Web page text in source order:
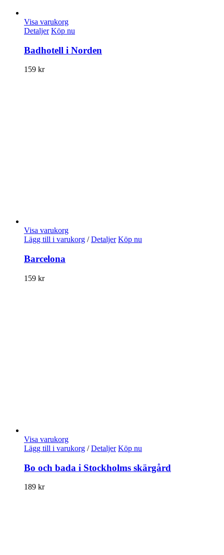
Visa varukorg
Detaljer Köp nu
Badhotell i Norden
159 kr
Visa varukorg
Lägg till i varukorg / Detaljer Köp nu
Barcelona
159 kr
Visa varukorg
Lägg till i varukorg / Detaljer Köp nu
Bo och bada i Stockholms skärgård
189 kr